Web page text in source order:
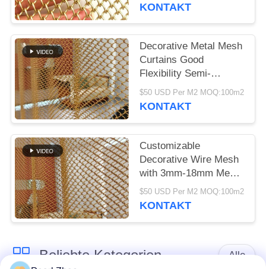
KONTAKT
Decorative Metal Mesh
Curtains Good
Flexibility Semi-
transparent For Your
High-class Decorative
$50 USD Per M2 MOQ:100m2
KONTAKT
Customizable
Decorative Wire Mesh
with 3mm-18mm Mesh
Opening 0.5-2mm Wire
Diameter and
$50 USD Per M2 MOQ:100m2
KONTAKT
Beliebte Kategorien Alle